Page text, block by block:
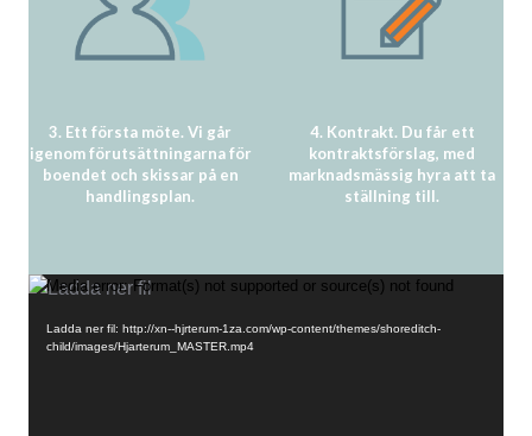
3. Ett första möte. Vi går
igenom förutsättningarna för
boendet och skissar på en
handlingsplan.
4. Kontrakt. Du får ett
kontraktsförslag, med
marknadsmässig hyra att ta
ställning till.
Videospelare
Media error: Format(s) not supported or source(s) not found
Ladda ner fil: http://xn--hjrterum-1za.com/wp-content/themes/shoreditch-
child/images/Hjarterum_MASTER.mp4